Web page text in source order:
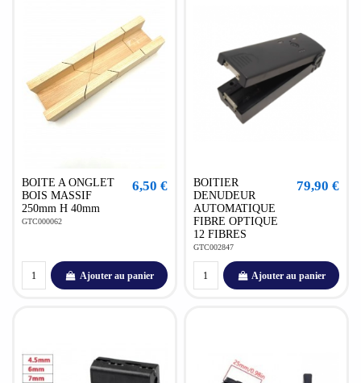
BOITE A ONGLET
BOIS MASSIF
250mm H 40mm
GTC000062
6,50 €
Ajouter au panier
BOITIER
DENUDEUR
AUTOMATIQUE
FIBRE OPTIQUE
12 FIBRES
GTC002847
79,90 €
Ajouter au panier